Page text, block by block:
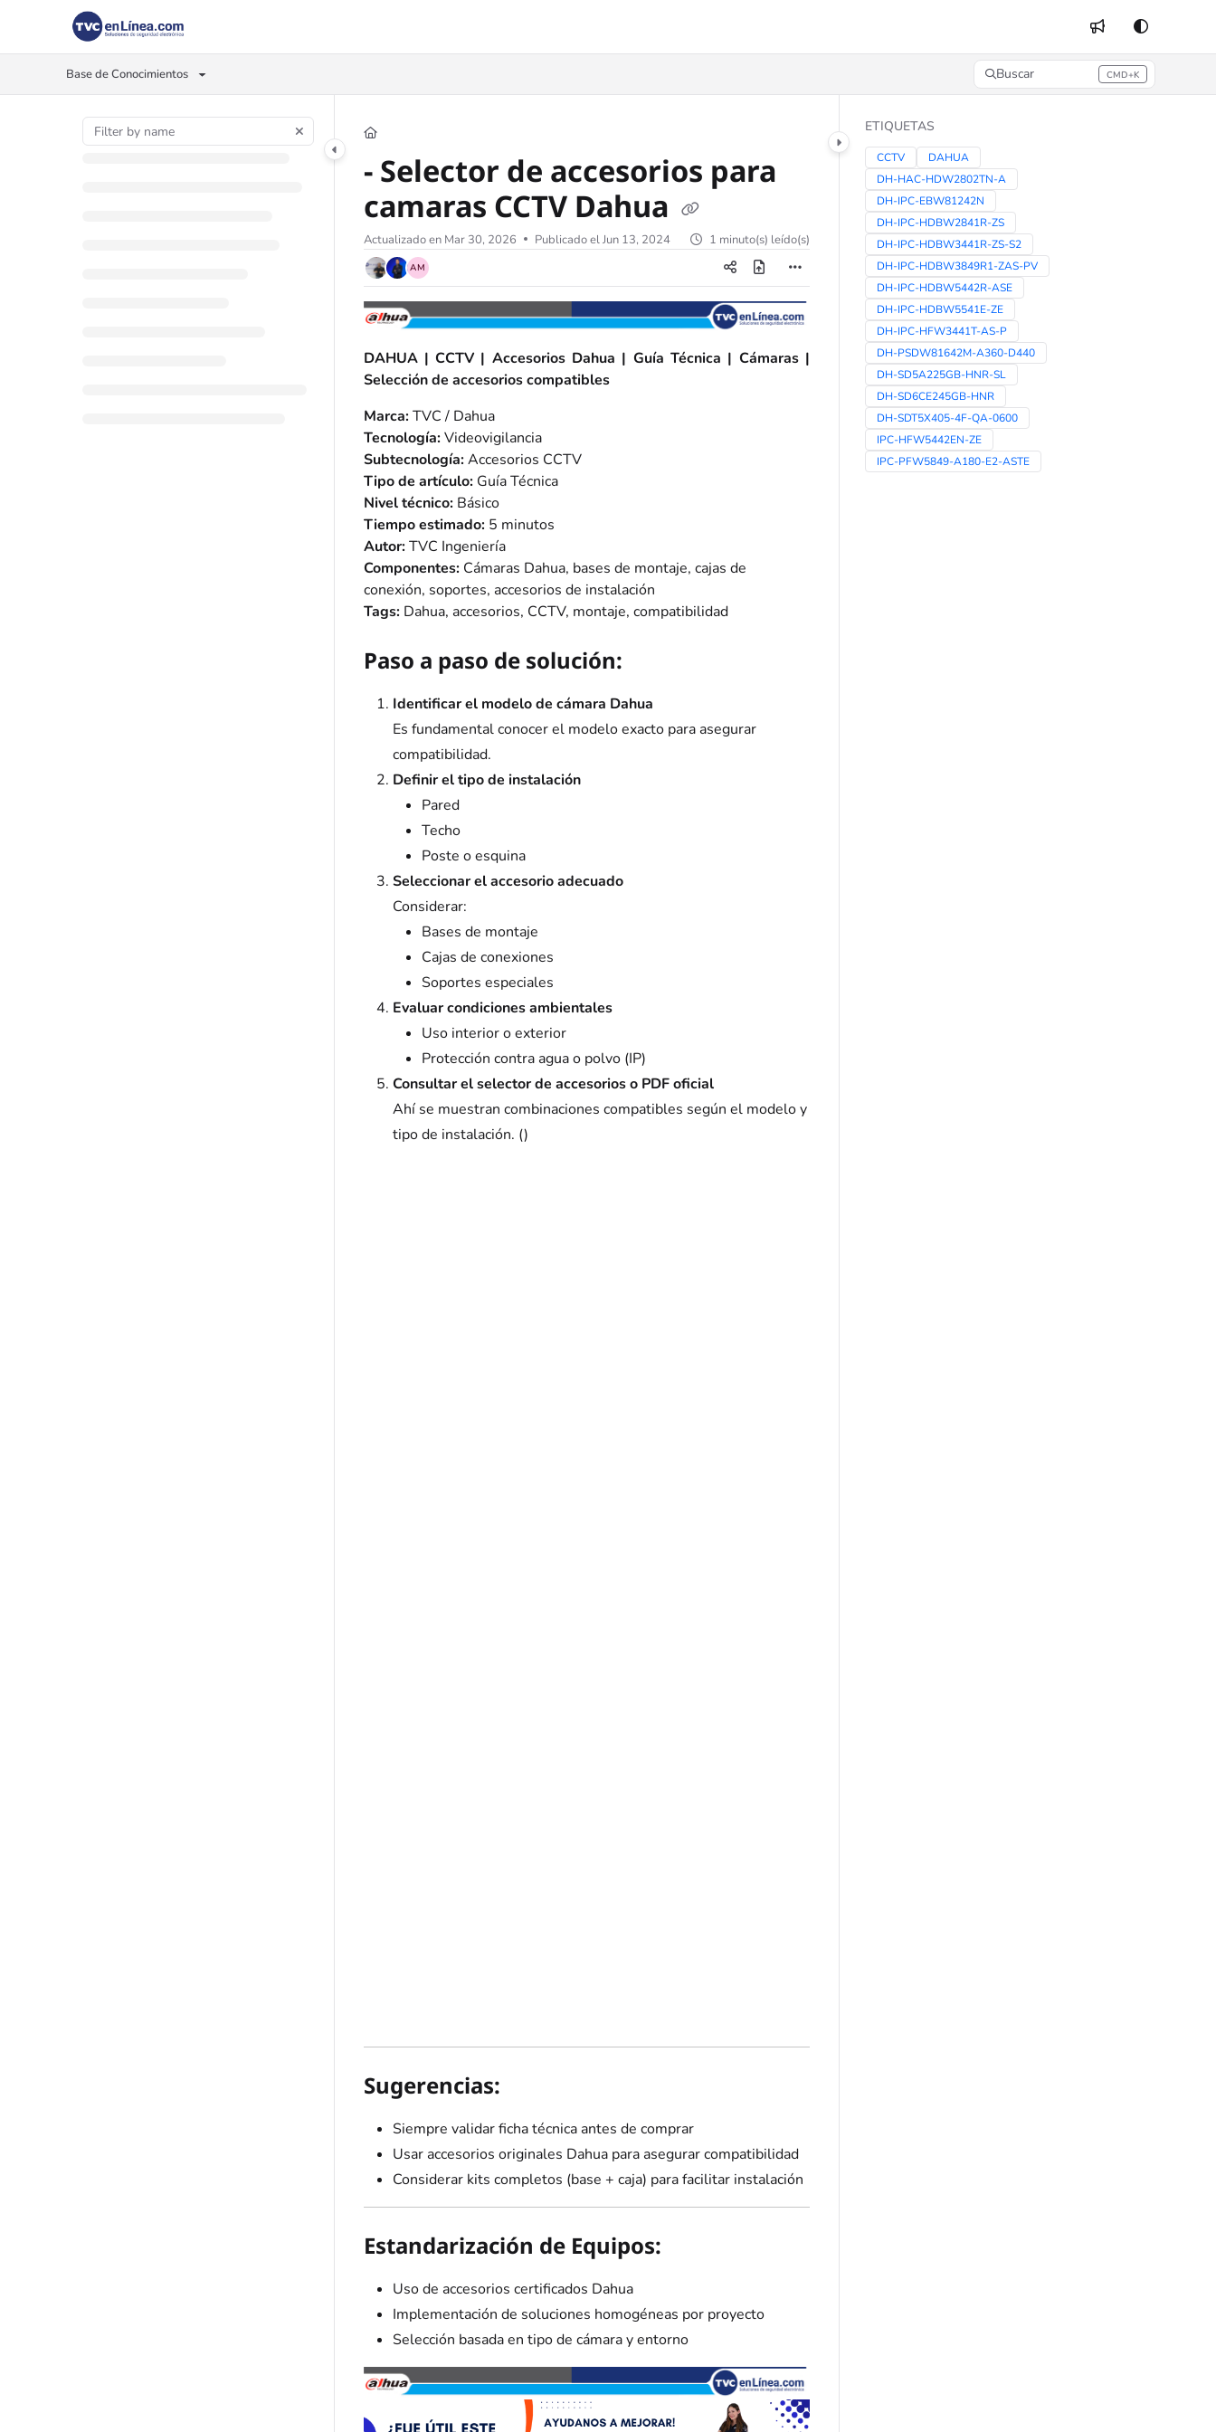
Documentation Index
Fetch the complete documentation index at:
Use this file to discover all available pages before exploring further.
Base de Conocimientos Buscar CMD+K
Press CMD+K to open search
- Selector de accesorios para
camaras CCTV Dahua
Actualizado en Mar 30, 2026 Publicado el Jun 13, 2024 1 minuto(s) leído(s)
AM
DAHUA | CCTV | Accesorios Dahua | Guía Técnica | Cámaras |
Selección de accesorios compatibles
Marca:TVC / Dahua
Tecnología:Videovigilancia
Subtecnología:Accesorios CCTV
Tipo de artículo:Guía Técnica
Nivel técnico:Básico
Tiempo estimado:5 minutos
Autor:TVC Ingeniería
Componentes:Cámaras Dahua, bases de montaje, cajas de
conexión, soportes, accesorios de instalación
Tags:Dahua, accesorios, CCTV, montaje, compatibilidad
Paso a paso de solución:
Identificar el modelo de cámara Dahua
Es fundamental conocer el modelo exacto para asegurar
compatibilidad.
Definir el tipo de instalación
Pared
Techo
Poste o esquina
Seleccionar el accesorio adecuado
Considerar:
Bases de montaje
Cajas de conexiones
Soportes especiales
Evaluar condiciones ambientales
Uso interior o exterior
Protección contra agua o polvo (IP)
Consultar el selector de accesorios o PDF oficial
Ahí se muestran combinaciones compatibles según el modelo y
tipo de instalación. ()
Sugerencias:
Siempre validar ficha técnica antes de comprar
Usar accesorios originales Dahua para asegurar compatibilidad
Considerar kits completos (base + caja) para facilitar instalación
Estandarización de Equipos:
Uso de accesorios certificados Dahua
Implementación de soluciones homogéneas por proyecto
Selección basada en tipo de cámara y entorno
ETIQUETAS
CCTV
DAHUA
DH-HAC-HDW2802TN-A
DH-IPC-EBW81242N
DH-IPC-HDBW2841R-ZS
DH-IPC-HDBW3441R-ZS-S2
DH-IPC-HDBW3849R1-ZAS-PV
DH-IPC-HDBW5442R-ASE
DH-IPC-HDBW5541E-ZE
DH-IPC-HFW3441T-AS-P
DH-PSDW81642M-A360-D440
DH-SD5A225GB-HNR-SL
DH-SD6CE245GB-HNR
DH-SDT5X405-4F-QA-0600
IPC-HFW5442EN-ZE
IPC-PFW5849-A180-E2-ASTE